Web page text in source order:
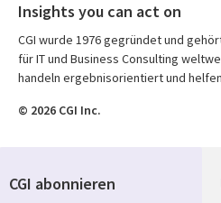
Insights you can act on
CGI wurde 1976 gegründet und
für IT und Business Consulting
handeln ergebnisorientiert und
© 2026 CGI Inc.
CGI abonnieren